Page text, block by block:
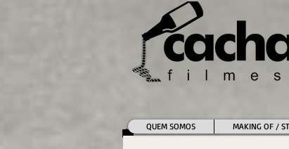
QUEM SOMOS MAKING OF /